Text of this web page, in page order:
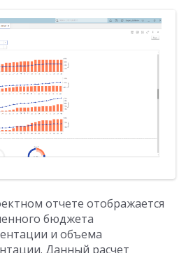
отчете отображается
бюджета
и объема
Данный расчет